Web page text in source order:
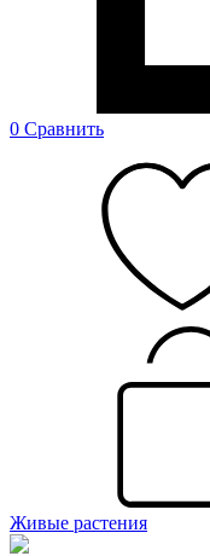
0 Сравнить
Живые растения